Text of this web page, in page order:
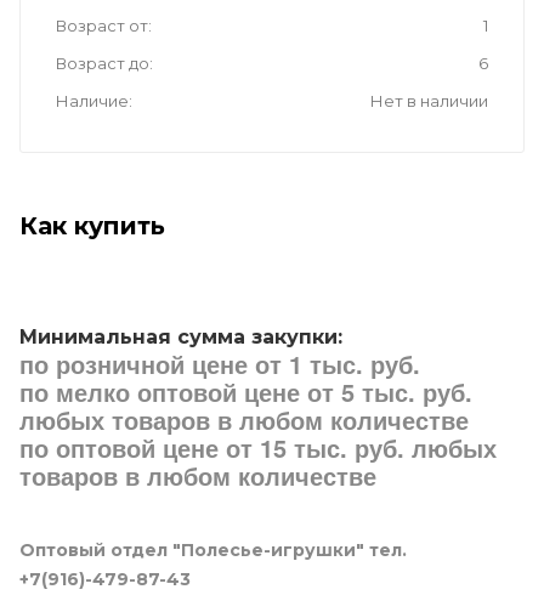
Возраст от
1
Возраст до
6
Наличие
Нет в наличии
Как купить
Минимальная сумма закупки:
по розничной цене от 1 тыс. руб.
по мелко оптовой цене от 5 тыс. руб.
любых товаров в любом количестве
по оптовой цене от 15 тыс. руб. любых
товаров в любом количестве
Оптовый отдел "Полесье-игрушки" тел.
+7(916)-479-87-43